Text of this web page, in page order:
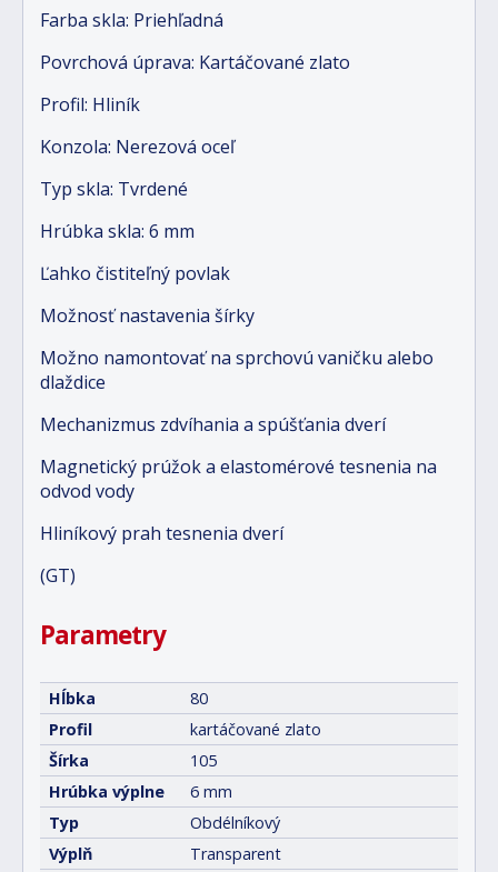
Farba skla: Priehľadná
Povrchová úprava: Kartáčované zlato
Profil: Hliník
Konzola: Nerezová oceľ
Typ skla: Tvrdené
Hrúbka skla: 6 mm
Ľahko čistiteľný povlak
Možnosť nastavenia šírky
Možno namontovať na sprchovú vaničku alebo
dlaždice
Mechanizmus zdvíhania a spúšťania dverí
Magnetický prúžok a elastomérové tesnenia na
odvod vody
Hliníkový prah tesnenia dverí
(GT)
Parametry
Hĺbka
80
Profil
kartáčované zlato
Šírka
105
Hrúbka výplne
6 mm
Typ
Obdélníkový
Výplň
Transparent